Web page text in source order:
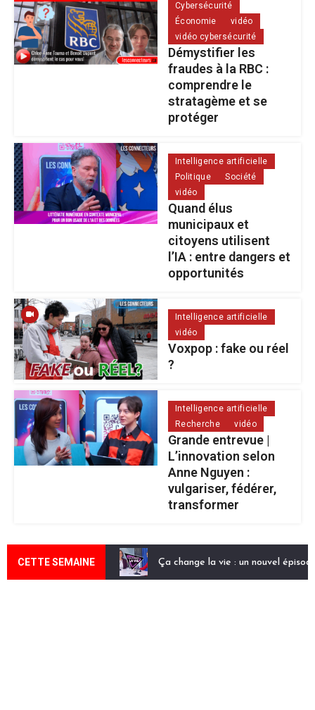
Cybersécurité
Économie
vidéo
vidéo cybersécurité
Démystifier les
fraudes à la RBC :
comprendre le
stratagème et se
protéger
Intelligence artificielle
Politique
Société
vidéo
Quand élus
municipaux et
citoyens utilisent
l’IA : entre dangers et
opportunités
Intelligence artificielle
vidéo
Voxpop : fake ou réel
?
Intelligence artificielle
Recherche
vidéo
Grande entrevue |
L’innovation selon
Anne Nguyen :
vulgariser, fédérer,
transformer
CETTE SEMAINE Ça change la vie : un nouvel